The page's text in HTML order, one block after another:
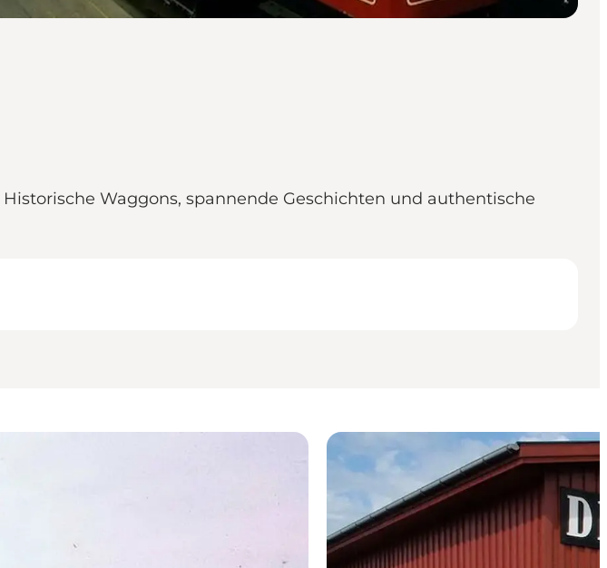
Waggons, spannende Geschichten und authentische